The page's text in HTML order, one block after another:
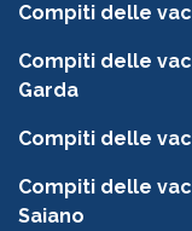
Compiti delle
Compiti delle
Garda
Compiti delle
Compiti delle
Saiano